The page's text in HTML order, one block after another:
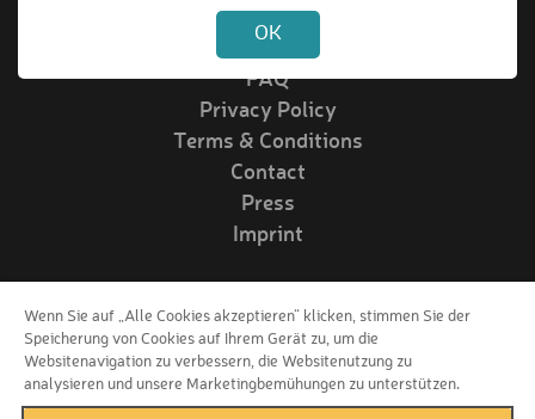
About us
How it works
FAQ
Privacy Policy
Terms & Conditions
Contact
Press
Imprint
Follow us!
OK
Wenn Sie auf „Alle Cookies akzeptieren“ klicken, stimmen Sie der
Speicherung von Cookies auf Ihrem Gerät zu, um die
Websitenavigation zu verbessern, die Websitenutzung zu
analysieren und unsere Marketingbemühungen zu unterstützen.